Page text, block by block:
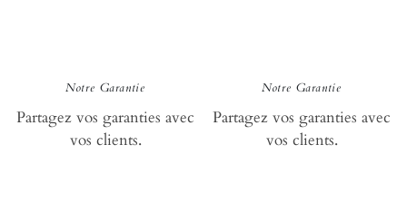
Notre Garantie
Partagez vos garanties avec
vos clients.
Notre Garantie
Partagez vos garanties avec
vos clients.